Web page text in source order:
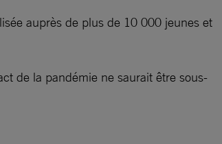
auprès de plus de 10 000 jeunes et
de la pandémie ne saurait être sous-